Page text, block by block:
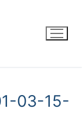
03-15-